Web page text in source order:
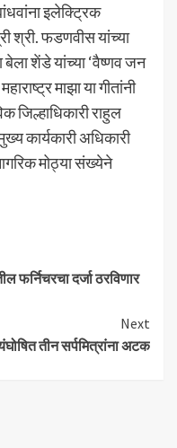
इलेक्ट्रिक
श्री. फडणवीस यांच्या
शेंडे यांच्या ‘वैष्णव जन
माझा या गीतांनी
जिल्हाधिकारी राहुल
कार्यकारी अधिकारी
मोठ्या संख्येने
फर्निचरचा दर्जा ठरविणार
Next
तीन सर्पमित्रांना अटक